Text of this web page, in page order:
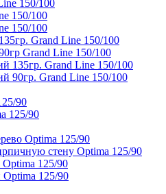
150/100
150/100
150/100
Grand Line 150/100
Grand Line 150/100
135гр. Grand Line 150/100
90гр. Grand Line 150/100
90
125/90
Optima 125/90
стену Optima 125/90
125/90
125/90